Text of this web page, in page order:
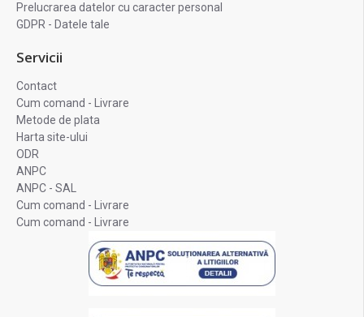
Prelucrarea datelor cu caracter personal
GDPR - Datele tale
Servicii
Contact
Cum comand - Livrare
Metode de plata
Harta site-ului
ODR
ANPC
ANPC - SAL
Cum comand - Livrare
Cum comand - Livrare